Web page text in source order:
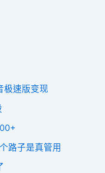
极速版变现
路子是真管用